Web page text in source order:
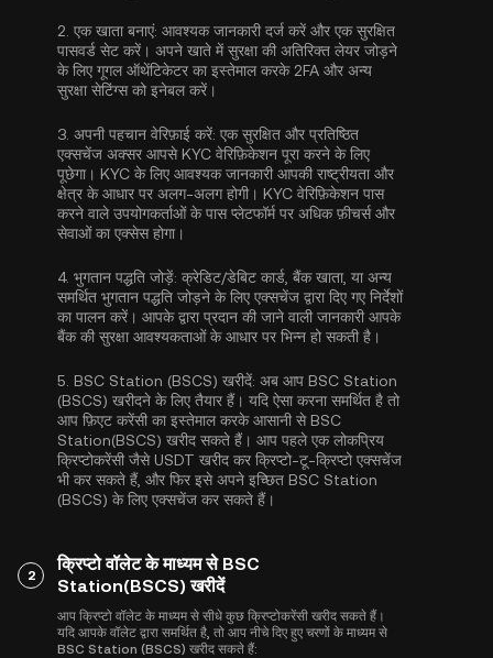
2. एक खाता बनाएं: आवश्यक जानकारी दर्ज करें और एक सुरक्षित
पासवर्ड सेट करें। अपने खाते में सुरक्षा की अतिरिक्त लेयर जोड़ने
के लिए गूगल ऑथेंटिकेटर का इस्तेमाल करके 2FA और अन्य
सुरक्षा सेटिंग्स को इनेबल करें।
3. अपनी पहचान वेरिफ़ाई करें: एक सुरक्षित और प्रतिष्ठित
एक्सचेंज अक्सर आपसेKYC वेरिफ़िकेशन पूरा करने के लिए
पूछेगा। KYC के लिए आवश्यक जानकारी आपकी राष्ट्रीयता और
क्षेत्र के आधार पर अलग-अलग होगी। KYC वेरिफ़िकेशन पास
करने वाले उपयोगकर्ताओं के पास प्लेटफॉर्म पर अधिक फ़ीचर्स और
सेवाओं का एक्सेस होगा।
4. भुगतान पद्धति जोड़ें: क्रेडिट/डेबिट कार्ड, बैंक खाता, या अन्य
समर्थित भुगतान पद्धति जोड़ने के लिए एक्सचेंज द्वारा दिए गए निर्देशों
का पालन करें। आपके द्वारा प्रदान की जाने वाली जानकारी आपके
बैंक की सुरक्षा आवश्यकताओं के आधार पर भिन्न हो सकती है।
5. BSC Station (BSCS) खरीदें: अब आप BSC Station
(BSCS) खरीदने के लिए तैयार हैं। यदि ऐसा करना समर्थित है तो
आप फ़िएट करेंसी का इस्तेमाल करके आसानी से BSC
Station(BSCS) खरीद सकते हैं। आप पहले एक लोकप्रिय
क्रिप्टोकरेंसी जैसेUSDT खरीद कर क्रिप्टो-टू-क्रिप्टो एक्सचेंज
भी कर सकते हैं, और फिर इसे अपने इच्छित BSC Station
(BSCS) के लिए एक्सचेंज कर सकते हैं।
2
क्रिप्टो वॉलेट के माध्यम से BSC
Station(BSCS) खरीदें
आप क्रिप्टो वॉलेट के माध्यम से सीधे कुछ क्रिप्टोकरेंसी खरीद सकते हैं।
यदि आपके वॉलेट द्वारा समर्थित है, तो आप नीचे दिए हुए चरणों के माध्यम से
BSC Station (BSCS) खरीद सकते हैं: